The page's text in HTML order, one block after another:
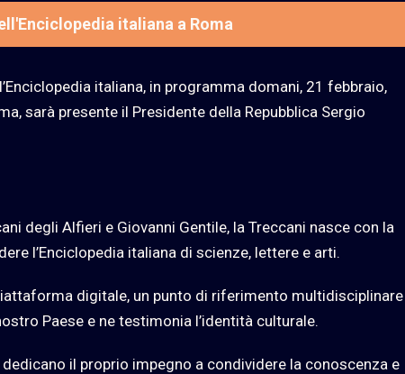
italiana a Roma
italiana, in programma domani, 21 febbraio,
sarà presente il Presidente della Repubblica Sergio
degli Alfieri e Giovanni Gentile, la Treccani nasce con la
l’Enciclopedia italiana di scienze, lettere e arti.
digitale, un punto di riferimento multidisciplinare
Paese e ne testimonia l’identità culturale.
il proprio impegno a condividere la conoscenza e